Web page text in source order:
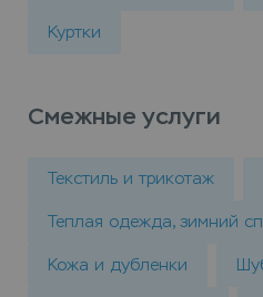
Куртки
Смежные услуги
Текстиль и трикотаж
Теплая одежда, зимний
Кожа и дубленки